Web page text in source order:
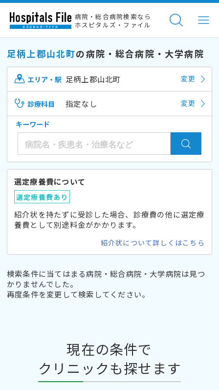
病院・総合病院検索なら
ホスピタルズ・ファイル
足柄上郡山北町の病院・総合病院・大学病院
エリア・駅 足柄上郡山北町 変更
診療科目 指定なし 変更
キーワード
選定療養費について
選定療養費あり
紹介状を持たずに受診した場合、診療費の他に選定療
養費として別途料金がかかります。
紹介状について詳しくはこちら
検索条件に当てはまる病院・総合病院・大学病院は見つ
かりませんでした。
再度条件を変更して検索してください。
現在の条件で
クリニックも探せます